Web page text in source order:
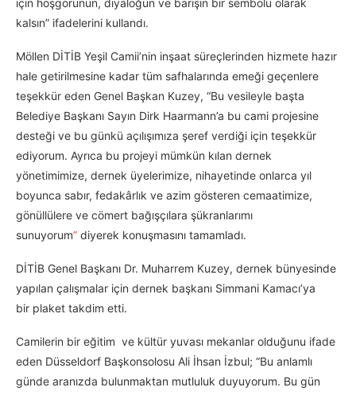
için hoşgörünün, diyaloğun ve barışın bir sembolü olarak
kalsın” ifadelerini kullandı.
Möllen DİTİB Yeşil Camii’nin inşaat süreçlerinden hizmete hazır
hale getirilmesine kadar tüm safhalarında emeği geçenlere
teşekkür eden Genel Başkan Kuzey, “Bu vesileyle başta
Belediye Başkanı Sayın Dirk Haarmann’a bu cami projesine
desteği ve bu günkü açılışımıza şeref verdiği için teşekkür
ediyorum. Ayrıca bu projeyi mümkün kılan dernek
yönetimimize, dernek üyelerimize, nihayetinde onlarca yıl
boyunca sabır, fedakârlık ve azim gösteren cemaatimize,
gönüllülere ve cömert bağışçılara şükranlarımı
sunuyorum” diyerek konuşmasını tamamladı.
DİTİB Genel Başkanı Dr. Muharrem Kuzey, dernek bünyesinde
yapılan çalışmalar için dernek başkanı Simmani Kamacı’ya
bir plaket takdim etti.
Camilerin bir eğitim ve kültür yuvası mekanlar olduğunu ifade
eden Düsseldorf Başkonsolosu Ali İhsan İzbul; “Bu anlamlı
günde aranızda bulunmaktan mutluluk duyuyorum. Bu gün